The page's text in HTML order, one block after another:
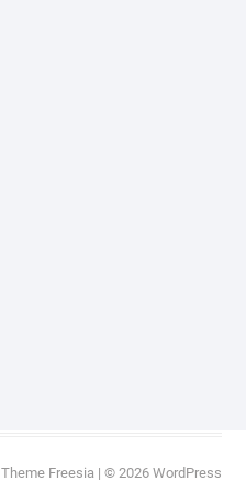
Theme Freesia | © 2026 WordPress